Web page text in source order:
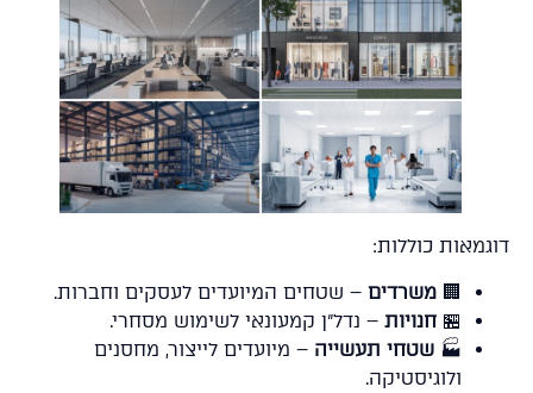
כוללות:
🏢משרדים– שטחים המיועדים לעסקים וחברות.
🏪חנויות– נדל"ן קמעונאי לשימוש מסחרי.
🏭 שטחי תעשייה– מיועדים לייצור, מחסנים
ולוגיסטיקה.